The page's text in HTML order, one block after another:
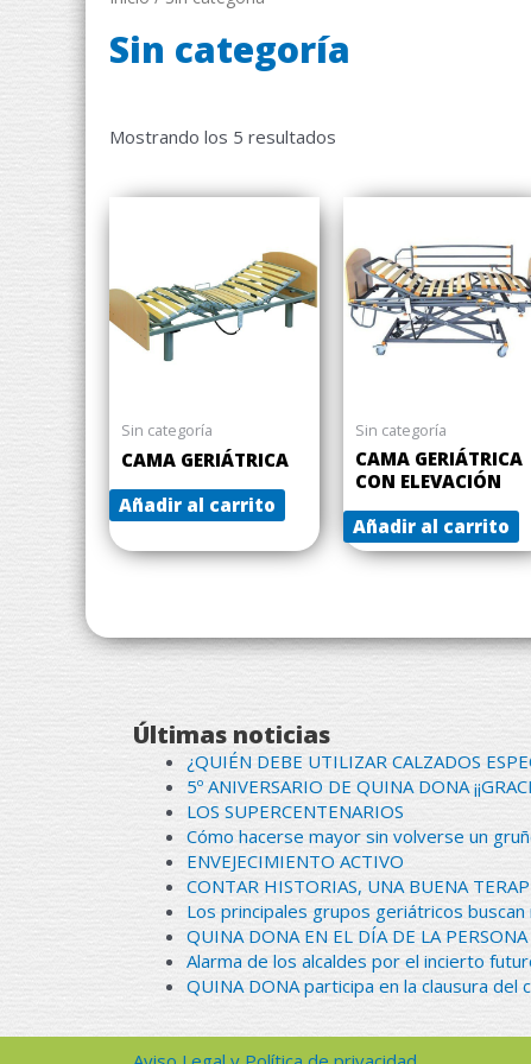
Sin categoría
Mostrando los 5 resultados
Sin categoría
CAMA GERIÁTRICA
Añadir al carrito
Sin categoría
CAMA GERIÁTRICA
CON ELEVACIÓN
Añadir al carrito
Últimas noticias
¿QUIÉN DEBE UTILIZAR CALZADOS
5º ANIVERSARIO DE QUINA DONA
LOS SUPERCENTENARIOS
Cómo hacerse mayor sin volverse un
ENVEJECIMIENTO ACTIVO
CONTAR HISTORIAS, UNA BUENA
Los principales grupos geriátricos
QUINA DONA EN EL DÍA DE LA
Alarma de los alcaldes por el incierto
QUINA DONA participa en la clausura del